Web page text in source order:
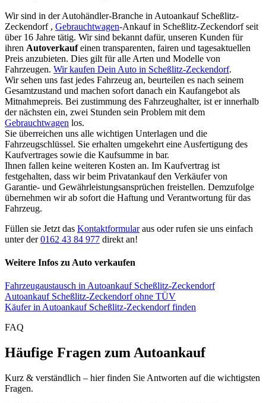
Wir sind in der Autohändler-Branche in Autoankauf Scheßlitz-
Zeckendorf , Gebrauchtwagen-Ankauf in Scheßlitz-Zeckendorf seit
über 16 Jahre tätig. Wir sind bekannt dafür, unseren Kunden für
ihren Autoverkaufeinen transparenten, fairen und tagesaktuellen
Preis anzubieten. Dies gilt für alle Arten und Modelle von
Fahrzeugen. Wir kaufen Dein Auto in Scheßlitz-Zeckendorf.
Wir sehen uns fast jedes Fahrzeug an, beurteilen es nach seinem
Gesamtzustand und machen sofort danach ein Kaufangebot als
Mitnahmepreis. Bei zustimmung des Fahrzeughalter, ist er innerhalb
der nächsten ein, zwei Stunden sein Problem mit dem
Gebrauchtwagen los.
Sie überreichen uns alle wichtigen Unterlagen und die
Fahrzeugschlüssel. Sie erhalten umgekehrt eine Ausfertigung des
Kaufvertrages sowie die Kaufsumme in bar.
Ihnen fallen keine weiteren Kosten an. Im Kaufvertrag ist
festgehalten, dass wir beim Privatankauf den Verkäufer von
Garantie- und Gewährleistungsansprüchen freistellen. Demzufolge
übernehmen wir ab sofort die Haftung und Verantwortung für das
Fahrzeug.
Füllen sie Jetzt das Kontaktformularaus oder rufen sie uns einfach
unter der0162 43 84 977 direkt an!
Weitere Infos zu Auto verkaufen
Fahrzeugaustausch in Autoankauf Scheßlitz-Zeckendorf
Autoankauf Scheßlitz-Zeckendorf ohne TÜV
Käufer in Autoankauf Scheßlitz-Zeckendorf finden
FAQ
Häufige Fragen zum Autoankauf
Kurz & verständlich – hier finden Sie Antworten auf die wichtigsten
Fragen.